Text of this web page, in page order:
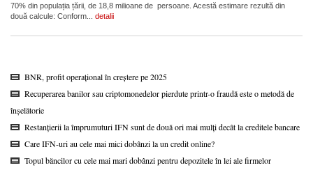
70% din populația țării, de 18,8 milioane de persoane. Acestă estimare rezultă din
două calcule: Conform... detalii
BNR, profit operațional în creștere pe 2025
Recuperarea banilor sau criptomonedelor pierdute printr-o fraudă este o metodă de
înșelătorie
Restanțierii la împrumuturi IFN sunt de două ori mai mulți decât la creditele bancare
Care IFN-uri au cele mai mici dobânzi la un credit online?
Topul băncilor cu cele mai mari dobânzi pentru depozitele în lei ale firmelor